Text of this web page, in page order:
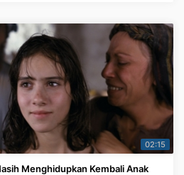
02:15
Menghidupkan Kembali Anak